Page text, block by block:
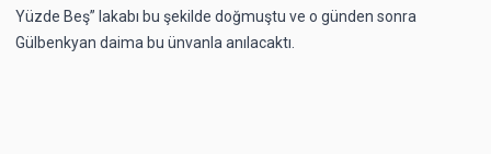
Yüzde Beş” lakabı bu şekilde doğmuştu ve o günden sonra
Gülbenkyan daima bu ünvanla anılacaktı.